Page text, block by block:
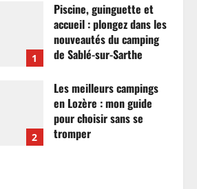
1
Piscine, guinguette et
accueil : plongez dans les
nouveautés du camping
de Sablé-sur-Sarthe
2
Les meilleurs campings
en Lozère : mon guide
pour choisir sans se
tromper